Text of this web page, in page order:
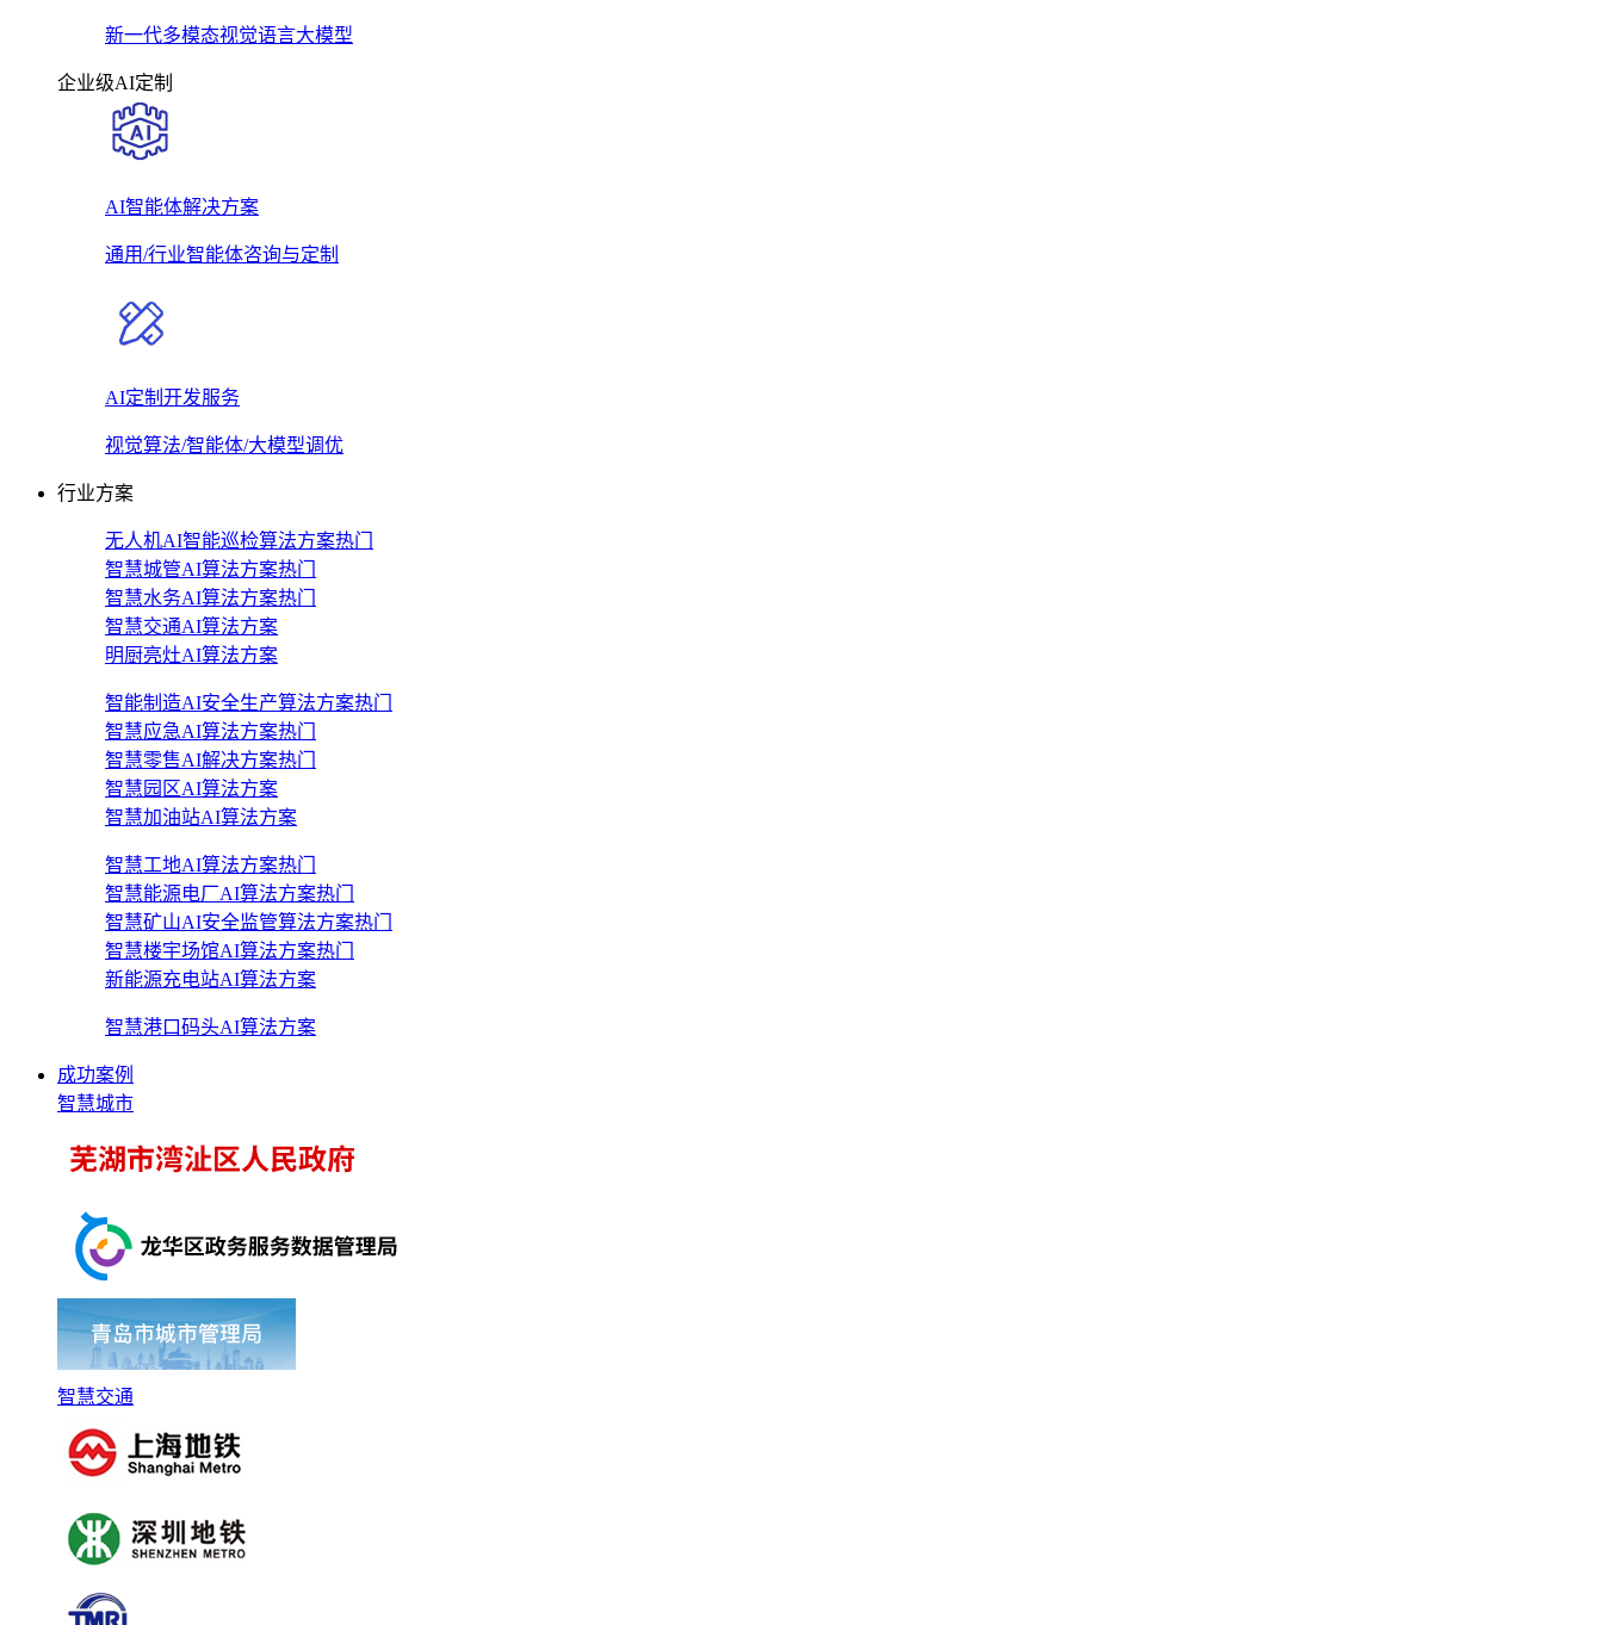
新一代多模态视觉语言大模型
企业级AI定制
AI智能体解决方案
通用/行业智能体咨询与定制
AI定制开发服务
视觉算法/智能体/大模型调优
行业方案
无人机AI智能巡检算法方案热门
智慧城管AI算法方案热门
智慧水务AI算法方案热门
智慧交通AI算法方案
明厨亮灶AI算法方案
智能制造AI安全生产算法方案热门
智慧应急AI算法方案热门
智慧零售AI解决方案热门
智慧园区AI算法方案
智慧加油站AI算法方案
智慧工地AI算法方案热门
智慧能源电厂AI算法方案热门
智慧矿山AI安全监管算法方案热门
智慧楼宇场馆AI算法方案热门
新能源充电站AI算法方案
智慧港口码头AI算法方案
成功案例
智慧城市
智慧交通